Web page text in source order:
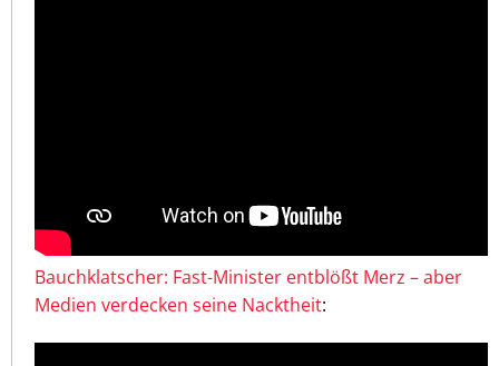
Bauchklatscher: Fast-Minister entblößt Merz – aber
Medien verdecken seine Nacktheit: